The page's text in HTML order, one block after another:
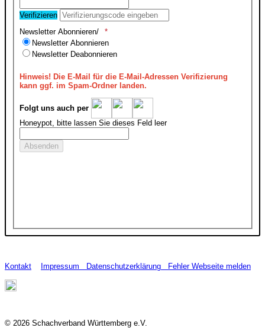
Verifizieren
Newsletter Abonnieren/
Newsletter Abonnieren
Newsletter Deabonnieren
Hinweis! Die E-Mail für die E-Mail-Adressen Verifizierung
kann ggf. im Spam-Ordner landen.
Folgt uns auch per
Honeypot, bitte lassen Sie dieses Feld leer
Kontakt Impressum Datenschutzerklärung Fehler Webseite melden
© 2026 Schachverband Württemberg e.V.